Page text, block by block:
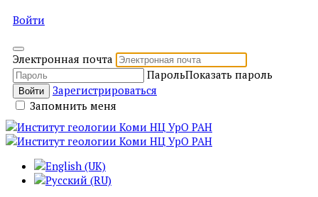
Войти
Электронная почта
ПарольПоказать пароль
Войти
Зарегистрироваться
Запомнить меня